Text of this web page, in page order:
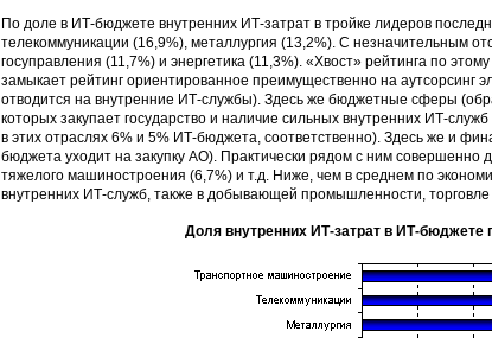
По доле в ИТ-бюджете внутренних ИТ-затрат в тройке лидеров
телекоммуникации (16,9%), металлургия (13,2%). С незначительным
госуправления (11,7%) и энергетика (11,3%). «Хвост» рейтинга по
замыкает рейтинг ориентированное преимущественно на аутсорсинг
отводится на внутренние ИТ-службы). Здесь же бюджетные сферы
которых закупает государство и наличие сильных внутренних ИТ-
в этих отраслях 6% и 5% ИТ-бюджета, соответственно). Здесь же и
бюджета уходит на закупку АО). Практически рядом с ним совершенно
тяжелого машиностроения (6,7%) и т.д. Ниже, чем в среднем по
внутренних ИТ-служб, также в добывающей промышленности, торговле
Доля внутренних ИТ-затрат в ИТ-бюджете